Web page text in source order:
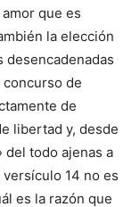
que es
la elección
desencadenadas
de
de
libertad y, desde
del todo ajenas a
14 no es
es la razón que